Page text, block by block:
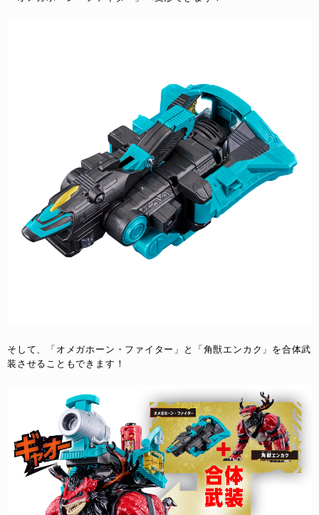
そして、「オメガホーン・ファイター」と「角獣エンカク」を合体武
装させることもできます！